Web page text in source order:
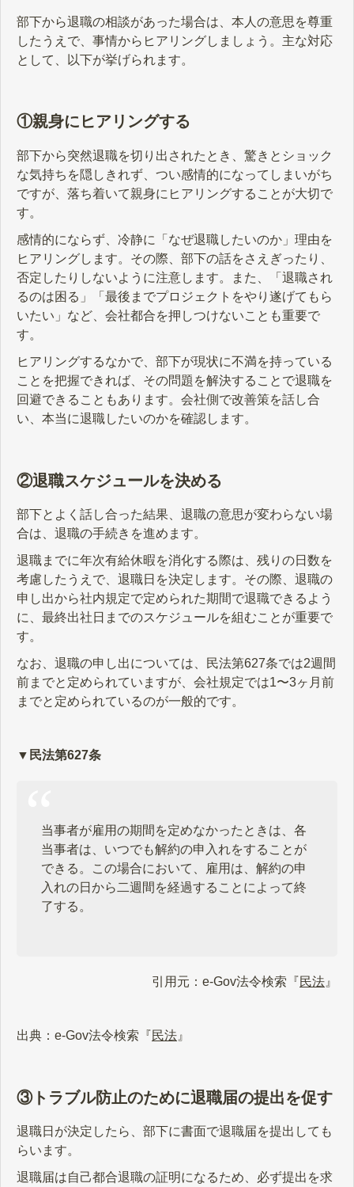
部下から退職の相談があった場合は、本人の意思を尊重
したうえで、事情からヒアリングしましょう。主な対応
として、以下が挙げられます。
①親身にヒアリングする
部下から突然退職を切り出されたとき、驚きとショック
な気持ちを隠しきれず、つい感情的になってしまいがち
ですが、落ち着いて親身にヒアリングすることが大切で
す。
感情的にならず、冷静に「なぜ退職したいのか」理由を
ヒアリングします。その際、部下の話をさえぎったり、
否定したりしないように注意します。また、「退職され
るのは困る」「最後までプロジェクトをやり遂げてもら
いたい」など、会社都合を押しつけないことも重要で
す。
ヒアリングするなかで、部下が現状に不満を持っている
ことを把握できれば、その問題を解決することで退職を
回避できることもあります。会社側で改善策を話し合
い、本当に退職したいのかを確認します。
②退職スケジュールを決める
部下とよく話し合った結果、退職の意思が変わらない場
合は、退職の手続きを進めます。
退職までに年次有給休暇を消化する際は、残りの日数を
考慮したうえで、退職日を決定します。その際、退職の
申し出から社内規定で定められた期間で退職できるよう
に、最終出社日までのスケジュールを組むことが重要で
す。
なお、退職の申し出については、民法第627条では2週間
前までと定められていますが、会社規定では1〜3ヶ月前
までと定められているのが一般的です。
▼民法第627条
当事者が雇用の期間を定めなかったときは、各
当事者は、いつでも解約の申入れをすることが
できる。この場合において、雇用は、解約の申
入れの日から二週間を経過することによって終
了する。
引用元：e-Gov法令検索『民法 』
出典：e-Gov法令検索『民法 』
③トラブル防止のために退職届の提出を促す
退職日が決定したら、部下に書面で退職届を提出しても
らいます。
退職届は自己都合退職の証明になるため、必ず提出を求